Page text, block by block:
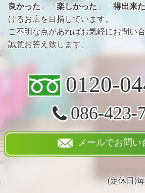
良かった」「楽しかった 」「得出来た
けるお店を目指しています。
ご不明な点があればお気軽にお問い
誠意お答え致します。
0120-
086-423-
メールでお問い
(定休日)